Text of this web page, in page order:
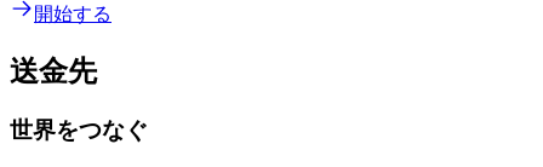
開始する
送金先
世界をつなぐ